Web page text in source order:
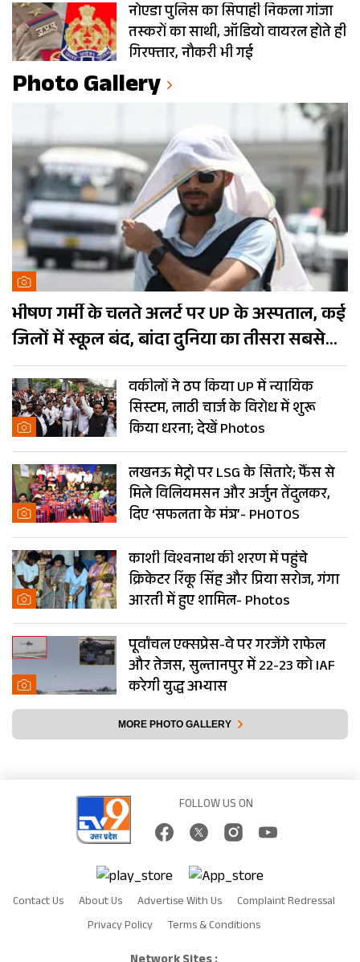
नोएडा पुलिस का सिपाही निकला गांजा
तस्करों का साथी, ऑडियो वायरल होते ही
गिरफ्तार, नौकरी भी गई
Photo Gallery
भीषण गर्मी के चलते अलर्ट पर UP के अस्पताल, कई
जिलों में स्कूल बंद, बांदा दुनिया का तीसरा सबसे
गर्म शहर
वकीलों ने ठप किया UP में न्यायिक
सिस्टम, लाठी चार्ज के विरोध में शुरू
किया धरना; देखें Photos
लखनऊ मेट्रो पर LSG के सितारे; फैंस से
मिले विलियमसन और अर्जुन तेंदुलकर,
दिए ‘सफलता के मंत्र’- PHOTOS
काशी विश्वनाथ की शरण में पहुंचे
क्रिकेटर रिंकू सिंह और प्रिया सरोज, गंगा
आरती में हुए शामिल- Photos
पूर्वांचल एक्सप्रेस-वे पर गरजेंगे राफेल
और तेजस, सुल्तानपुर में 22-23 को IAF
करेगी युद्ध अभ्यास
MORE PHOTO GALLERY
FOLLOW US ON
Contact Us About Us Advertise With Us
Complaint Redressal
Privacy Policy
Terms & Conditions